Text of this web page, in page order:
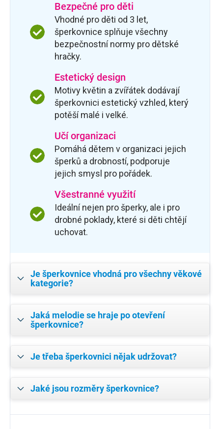
Bezpečné pro děti
Vhodné pro děti od 3 let,
šperkovnice splňuje všechny
bezpečnostní normy pro dětské
hračky.
Estetický design
Motivy květin a zvířátek dodávají
šperkovnici estetický vzhled, který
potěší malé i velké.
Učí organizaci
Pomáhá dětem v organizaci jejich
šperků a drobností, podporuje
jejich smysl pro pořádek.
Všestranné využití
Ideální nejen pro šperky, ale i pro
drobné poklady, které si děti chtějí
uchovat.
Je šperkovnice vhodná pro všechny věkové
kategorie?
Jaká melodie se hraje po otevření
šperkovnice?
Je třeba šperkovnici nějak udržovat?
Jaké jsou rozměry šperkovnice?